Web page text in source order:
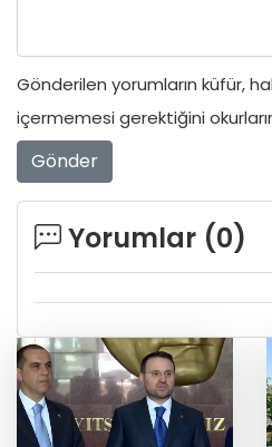
Gönderilen yorumların küfür,
içermemesi gerektiğini
Gönder
Yorumlar (0)